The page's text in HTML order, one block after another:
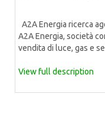
A2A Energia ricerca
A2A Energia, società
vendita di luce, gas e
View full description